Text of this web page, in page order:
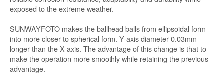
exposed to the extreme weather.
SUNWAYFOTO makes the ballhead balls from ellipsoidal form
into more closer to spherical form. Y-axis diameter 0.03mm
longer than the X-axis. The advantage of this change is that to
make the operation more smoothly while retaining the previous
advantage.